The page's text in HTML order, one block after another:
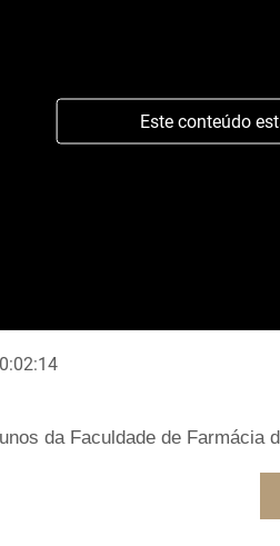
Este conteúdo
da Faculdade de Farmácia